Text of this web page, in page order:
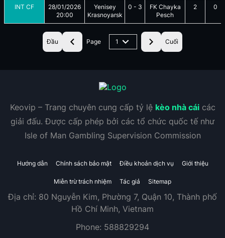
INT CF
28/01/2026
20:00
Yenisey
Krasnoyarsk
0 - 3
FK Chayka
Pesch
2 0
Đầu Page 1 Cuối
Keovip – Trang chuyên cung cấp tỷ lệ kèo nhà cáicác
giải đấu. Được cấp phép bởi các tổ chức quốc tế như
Isle of Man Gambling Supervision Commission
Hướng dẫn Chính sách bảo mật Điều khoản dịch vụ Giới thiệu
Miễn trừ trách nhiệm Tác giả Sitemap
Địa chỉ: 80 Nguyễn Kim, Phường 7, Quận 10, Thành phố
Hồ Chí Minh, Vietnam
Phone: 588829294